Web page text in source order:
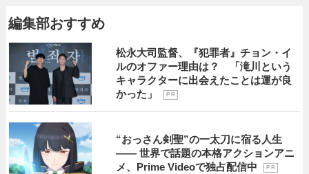
編集部おすすめ
松永大司監督、『犯罪者』チョン・イ
ルのオファー理由は？ 「滝川という
キャラクターに出会えたことは運が良
かった」
P R
“おっさん剣聖”の一太刀に宿る人生
―― 世界で話題の本格アクションアニ
メ、Prime Videoで独占配信中
P R